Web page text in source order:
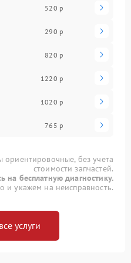
520 р
290 р
820 р
1220 р
1020 р
765 р
ориентировочные, без учета
стоимости запчастей.
на бесплатную диагностику.
и укажем на неисправность.
услуги